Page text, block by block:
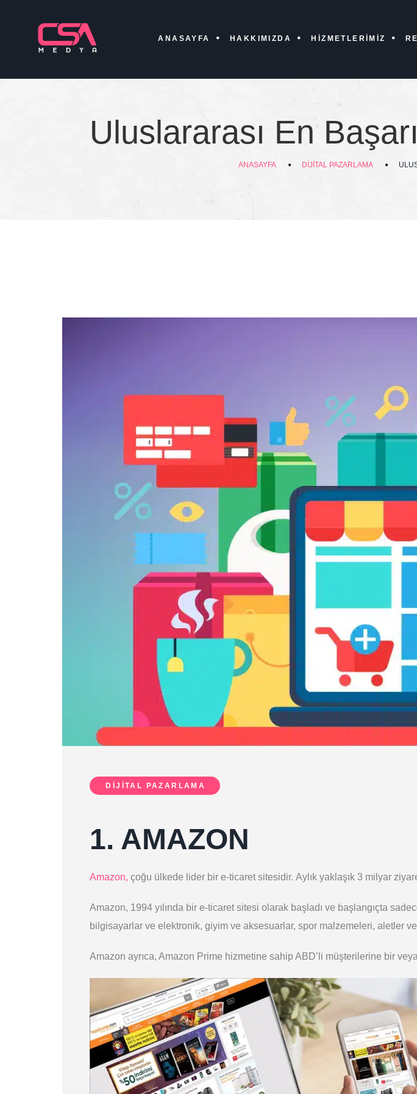
ANASAYFA HAKKIMIZDA HIZMETLERIMIZ
Uluslararası En
ANASAYFA DIJITAL PAZARLAMA
DIJITAL PAZARLAMA
1. AMAZON
Amazon, çoğu ülkede lider bir e-ticaret sitesidir. Aylık yaklaşık 3 milyar
Amazon, 1994 yılında bir e-ticaret sitesi olarak başladı ve başlangıçta
bilgisayarlar ve elektronik, giyim ve aksesuarlar, spor malzemeleri, aletler
Amazon ayrıca, Amazon Prime hizmetine sahip ABD’li müşterilerine bir